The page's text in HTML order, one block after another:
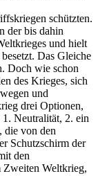
schützten.
der bis dahin
und hielt
Das Gleiche
Doch wie schon
des Krieges, sich
und
drei Optionen,
Neutralität, 2. ein
die von den
Schutzschirm der
den
Zweiten Weltkrieg,